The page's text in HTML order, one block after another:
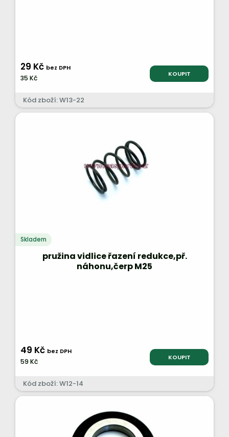
29 Kč bez DPH
35 Kč KOUPIT
Kód zboží: W13-22
Skladem
pružina vidlice řazení redukce,př.
náhonu,čerp M25
49 Kč bez DPH
59 Kč KOUPIT
Kód zboží: W12-14